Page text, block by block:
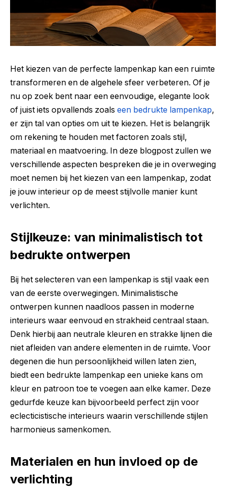
Het kiezen van de perfecte lampenkap kan een ruimte
transformeren en de algehele sfeer verbeteren. Of je
nu op zoek bent naar een eenvoudige, elegante look
of juist iets opvallends zoals een bedrukte lampenkap,
er zijn tal van opties om uit te kiezen. Het is belangrijk
om rekening te houden met factoren zoals stijl,
materiaal en maatvoering. In deze blogpost zullen we
verschillende aspecten bespreken die je in overweging
moet nemen bij het kiezen van een lampenkap, zodat
je jouw interieur op de meest stijlvolle manier kunt
verlichten.
Stijlkeuze: van minimalistisch tot
bedrukte ontwerpen
Bij het selecteren van een lampenkap is stijl vaak een
van de eerste overwegingen. Minimalistische
ontwerpen kunnen naadloos passen in moderne
interieurs waar eenvoud en strakheid centraal staan.
Denk hierbij aan neutrale kleuren en strakke lijnen die
niet afleiden van andere elementen in de ruimte. Voor
degenen die hun persoonlijkheid willen laten zien,
biedt een bedrukte lampenkap een unieke kans om
kleur en patroon toe te voegen aan elke kamer. Deze
gedurfde keuze kan bijvoorbeeld perfect zijn voor
eclecticistische interieurs waarin verschillende stijlen
harmonieus samenkomen.
Materialen en hun invloed op de
verlichting